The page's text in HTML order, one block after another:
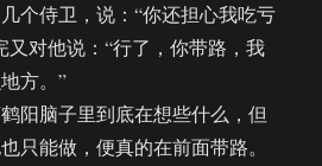
侍卫，说：“你还担心我吃亏
又对他说：“行了，你带路，我
方。”
脑子里到底在想些什么，但
只能做，便真的在前面带路。